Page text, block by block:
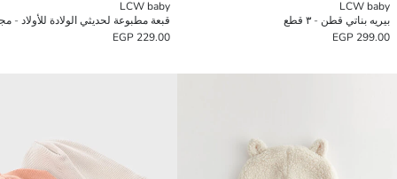
LCW baby
بيريه بناتي قطن - ٣ قطع
299.00 EGP
LCW baby
قبعة مطبوعة لحديثي الولادة للأولاد -
229.00 EGP